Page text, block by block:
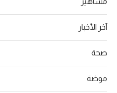
آخر الأخبار
صحة
موضة